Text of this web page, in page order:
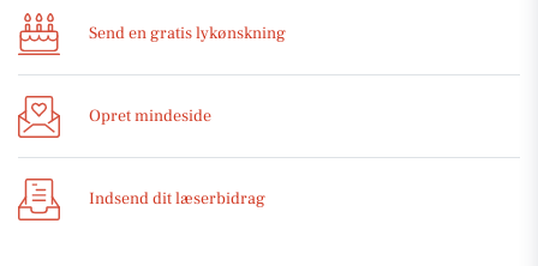
Send en gratis lykønskning
Opret mindeside
Indsend dit læserbidrag